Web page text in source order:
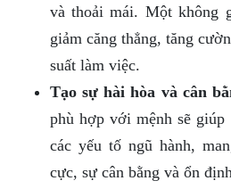
và thoải mái. Một không
giảm căng thẳng, tăng
suất làm việc.
Tạo sự hài hòa và cân
phù hợp với mệnh sẽ
các yếu tố ngũ hành,
cực, sự cân bằng và ổn